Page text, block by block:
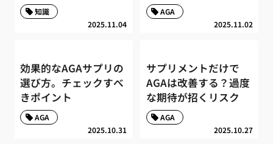
2025.11.04
知識
2025.11.02
AGA
効果的なAGAサプリの
選び方。チェックすべ
きポイント
2025.10.31
AGA
サプリメントだけで
AGAは改善する？過度
な期待が招くリスク
2025.10.27
AGA